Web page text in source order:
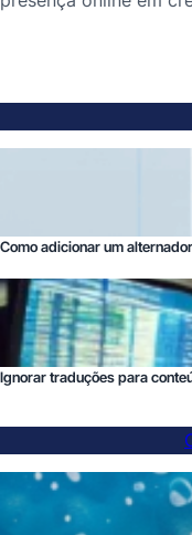
Como adicionar um
Ignorar traduções para